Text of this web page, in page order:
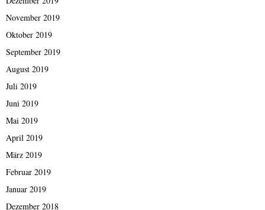
November 2019
Oktober 2019
September 2019
August 2019
Juli 2019
Juni 2019
Mai 2019
April 2019
März 2019
Februar 2019
Januar 2019
Dezember 2018